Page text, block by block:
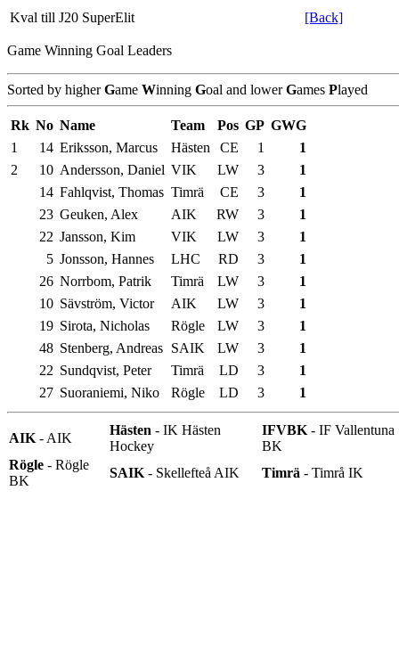
Kval till J20 SuperElit [Back]
Game Winning Goal Leaders
Sorted by higherGame Winning Goal and lowerGames Played
Rk No Name Team Pos GP GWG
1
14 Eriksson, Marcus Hästen CE 1
1
2
10 Andersson, Daniel VIK LW 3
1
14 Fahlqvist, Thomas Timrä CE 3
1
23 Geuken, Alex AIK RW 3
1
22 Jansson, Kim VIK LW 3
1
5 Jonsson, Hannes LHC RD 3
1
26 Norrbom, Patrik Timrä LW 3
1
10 Sävström, Victor AIK LW 3
1
19 Sirota, Nicholas Rögle LW 3
1
48 Stenberg, Andreas SAIK LW 3
1
22 Sundqvist, Peter Timrä LD 3
1
27 Suoraniemi, Niko Rögle LD 3 1
AIK - AIK
Hästen - IK Hästen
Hockey
IFVBK - IF Vallentuna
BK
Rögle - Rögle
BK
SAIK - Skellefteå AIK Timrä - Timrå IK